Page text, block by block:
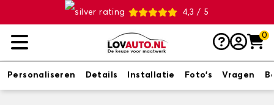
4,3 / 5
0
Personaliseren Details Installatie Foto's Vragen